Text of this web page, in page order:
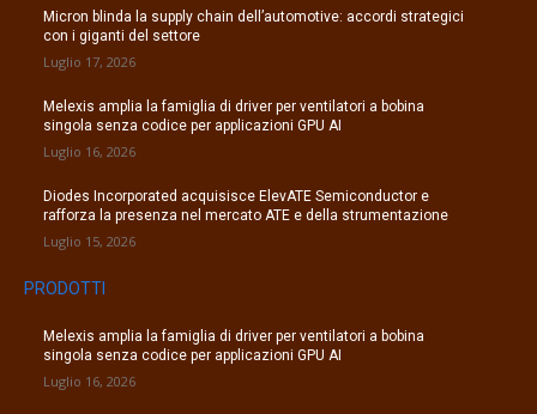
Micron blinda la supply chain dell’automotive: accordi strategici
con i giganti del settore
Luglio 17, 2026
Melexis amplia la famiglia di driver per ventilatori a bobina
singola senza codice per applicazioni GPU AI
Luglio 16, 2026
Diodes Incorporated acquisisce ElevATE Semiconductor e
rafforza la presenza nel mercato ATE e della strumentazione
Luglio 15, 2026
PRODOTTI
Melexis amplia la famiglia di driver per ventilatori a bobina
singola senza codice per applicazioni GPU AI
Luglio 16, 2026